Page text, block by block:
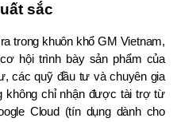
sắc
hội trình bày sản phẩm của
các quỹ đầu tư và chuyên gia
không chỉ nhận được tài trợ từ
Cloud (tín dụng dành cho